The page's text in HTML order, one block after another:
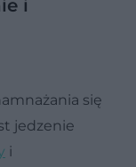
i
się
jedzenie
i